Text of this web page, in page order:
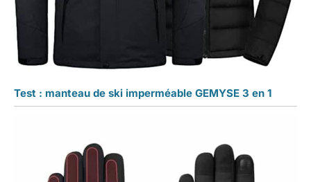
Test : manteau de ski imperméable GEMYSE 3 en 1